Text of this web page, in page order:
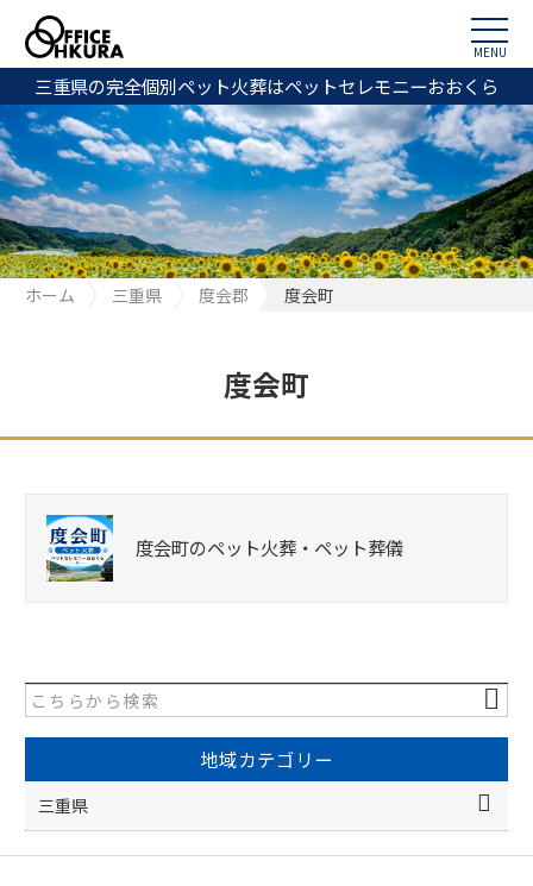
三重県の完全個別ペット火葬はペットセレモニーおおくら
MENU
ホーム 三重県 度会郡 度会町
度会町
度会町のペット火葬・ペット葬儀
地域カテゴリー
三重県